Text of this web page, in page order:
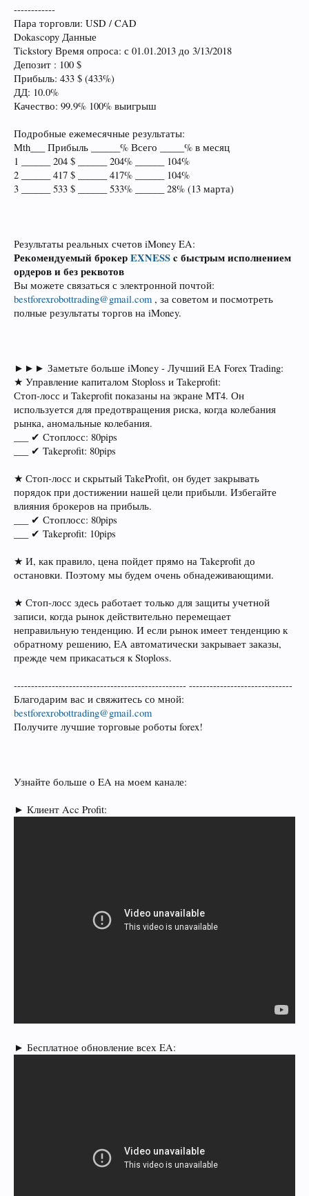
------------
Пара торговли: USD / CAD
Dokascopy Данные
Tickstory Время опроса: с 01.01.2013 до 3/13/2018
Депозит : 100 $
Прибыль: 433 $ (433%)
ДД: 10.0%
Качество: 99.9% 100% выигрыш
Подробные ежемесячные результаты:
Mth___ Прибыль ______% Всего _____% в месяц
1 ______ 204 $ ______ 204% ______ 104%
2 ______ 417 $ ______ 417% ______ 104%
3 ______ 533 $ ______ 533% ______ 28% (13 марта)
Результаты реальных счетов iMoney EA:
Рекомендуемый брокерEXNESSc быстрым исполнением
ордеров и без реквотов
Вы можете связаться с электронной почтой:
bestforexrobottrading@gmail.com , за советом и посмотреть
полные результаты торгов на iMoney.
►►► Заметьте больше iMoney - Лучший EA Forex Trading:
★ Управление капиталом Stoploss и Takeprofit:
Стоп-лосс и Takeprofit показаны на экране MT4. Он
используется для предотвращения риска, когда колебания
рынка, аномальные колебания.
___ ✔ Стоплосс: 80pips
___ ✔ Takeprofit: 80pips
★ Стоп-лосс и скрытый TakeProfit, он будет закрывать
порядок при достижении нашей цели прибыли. Избегайте
влияния брокеров на прибыль.
___ ✔ Стоплосс: 80pips
___ ✔ Takeprofit: 10pips
★ И, как правило, цена пойдет прямо на Takeprofit до
остановки. Поэтому мы будем очень обнадеживающими.
★ Стоп-лосс здесь работает только для защиты учетной
записи, когда рынок действительно перемещает
неправильную тенденцию. И если рынок имеет тенденцию к
обратному решению, EA автоматически закрывает заказы,
прежде чем прикасаться к Stoploss.
-------------------------------------------------- ------------------------------
Благодарим вас и свяжитесь со мной:
bestforexrobottrading@gmail.com
Получите лучшие торговые роботы forex!
Узнайте больше о EA на моем канале:
► Клиент Acc Profit:
► Бесплатное обновление всех EA: